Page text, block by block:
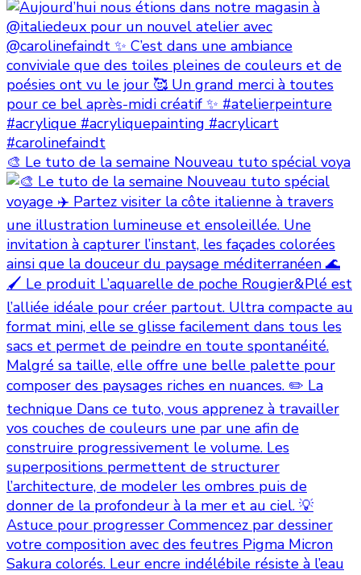
🎨 Le tuto de la semaine Nouveau tuto spécial voya